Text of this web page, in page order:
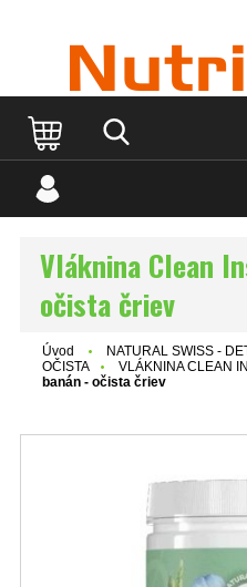
Vláknina Clean
očista čriev
Úvod
NATURAL SWISS -
OČISTA
VLÁKNINA CLEAN
banán - očista čriev